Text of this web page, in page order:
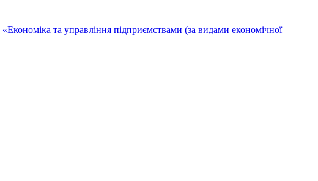
та управління підприємствами (за видами економічної